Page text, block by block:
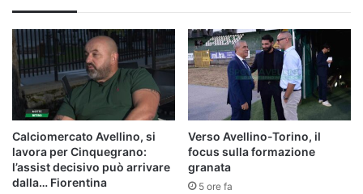
Calciomercato Avellino, si
lavora per Cinquegrano:
l’assist decisivo può arrivare
dalla… Fiorentina
Verso Avellino-Torino, il
focus sulla formazione
granata
5 ore fa